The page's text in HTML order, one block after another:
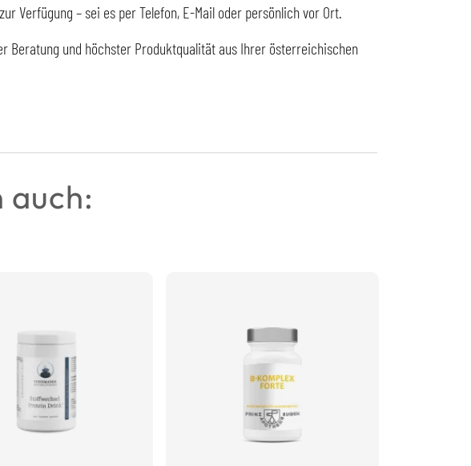
Verfügung – sei es per Telefon, E-Mail oder persönlich vor Ort.
Beratung und höchster Produktqualität aus Ihrer österreichischen
auch: